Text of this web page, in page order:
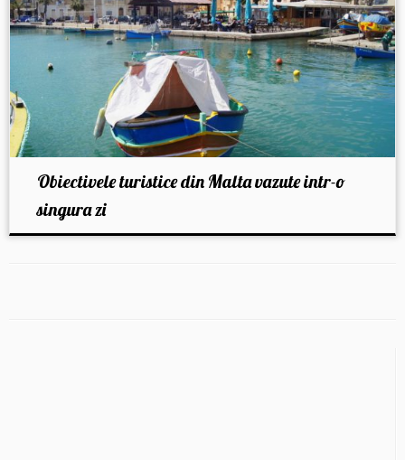
Obiectivele turistice din Malta vazute intr-o
singura zi